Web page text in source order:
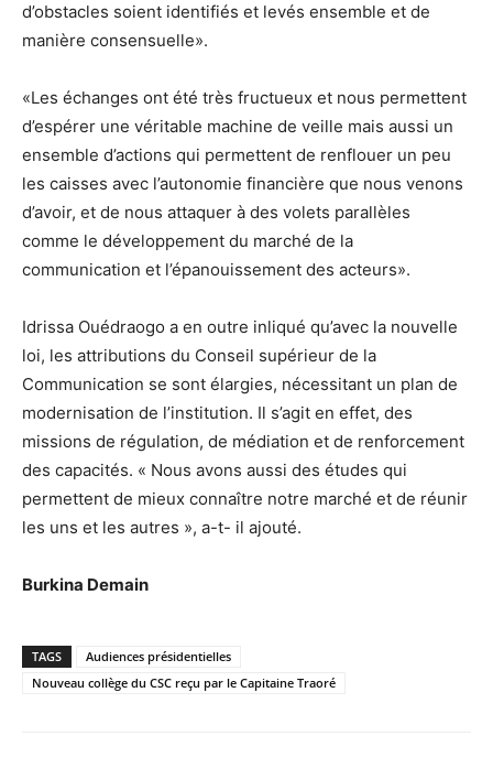
d’obstacles soient identifiés et levés ensemble et de
manière consensuelle».
«Les échanges ont été très fructueux et nous permettent
d’espérer une véritable machine de veille mais aussi un
ensemble d’actions qui permettent de renflouer un peu
les caisses avec l’autonomie financière que nous venons
d’avoir, et de nous attaquer à des volets parallèles
comme le développement du marché de la
communication et l’épanouissement des acteurs».
Idrissa Ouédraogo a en outre inliqué qu’avec la nouvelle
loi, les attributions du Conseil supérieur de la
Communication se sont élargies, nécessitant un plan de
modernisation de l’institution. Il s’agit en effet, des
missions de régulation, de médiation et de renforcement
des capacités. « Nous avons aussi des études qui
permettent de mieux connaître notre marché et de réunir
les uns et les autres », a-t- il ajouté.
Burkina Demain
TAGS
Audiences présidentielles
Nouveau collège du CSC reçu par le Capitaine Traoré